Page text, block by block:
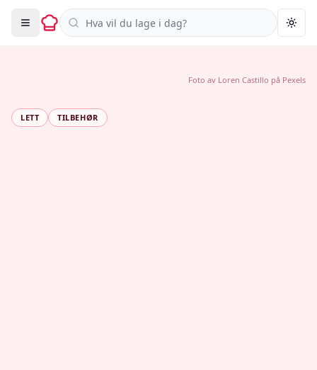
Søk i oppskrifter
LETT TILBEHØR
Foto av Loren Castillo på Pexels